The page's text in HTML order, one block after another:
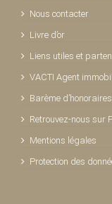
Nous contacter
Livre d’or
Liens utiles et
VACTI Agent
Barème
Retrouvez-nous sur
Mentions légales
Protection des